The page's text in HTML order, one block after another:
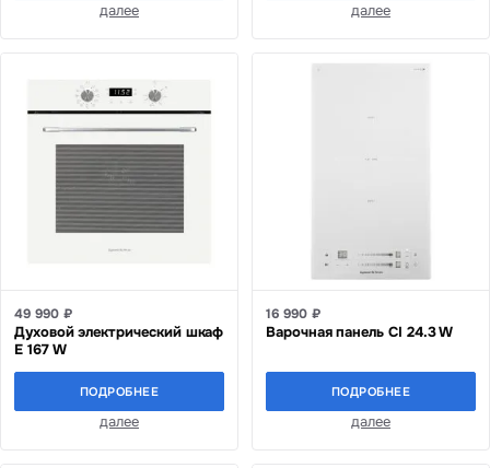
далее далее
49 990 ₽
Духовой электрический шкаф
E 167 W
ПОДРОБНЕЕ
далее
16 990 ₽
Варочная панель CI 24.3 W
ПОДРОБНЕЕ
далее